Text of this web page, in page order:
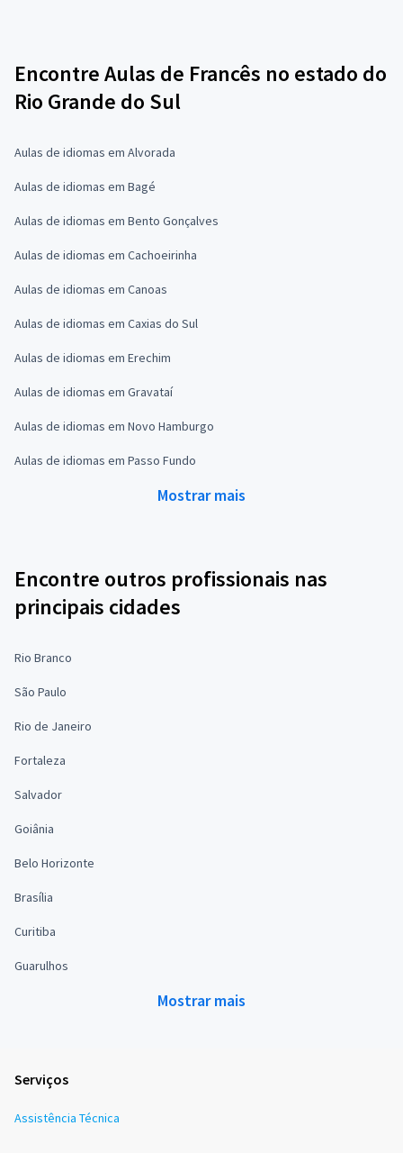
Encontre Aulas de Francês no estado do
Rio Grande do Sul
Aulas de idiomas em Alvorada
Aulas de idiomas em Bagé
Aulas de idiomas em Bento Gonçalves
Aulas de idiomas em Cachoeirinha
Aulas de idiomas em Canoas
Aulas de idiomas em Caxias do Sul
Aulas de idiomas em Erechim
Aulas de idiomas em Gravataí
Aulas de idiomas em Novo Hamburgo
Aulas de idiomas em Passo Fundo
Mostrar mais
Encontre outros profissionais nas
principais cidades
Rio Branco
São Paulo
Rio de Janeiro
Fortaleza
Salvador
Goiânia
Belo Horizonte
Brasília
Curitiba
Guarulhos
Mostrar mais
Serviços
Assistência Técnica